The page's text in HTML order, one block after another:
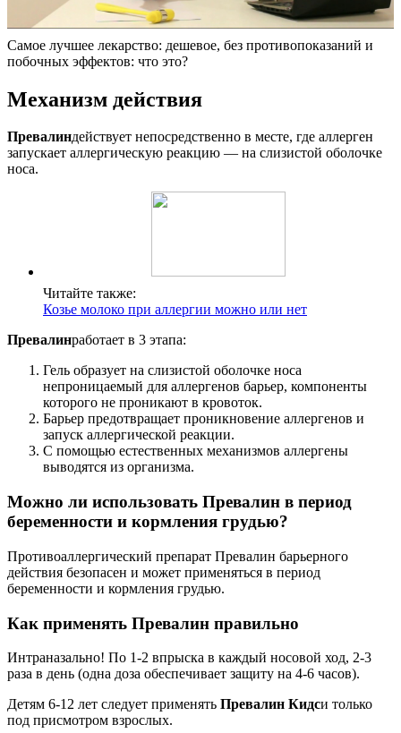
Самое лучшее лекарство: дешевое, без противопоказаний и
побочных эффектов: что это?
Механизм действия
Превалиндействует непосредственно в месте, где аллерген
запускает аллергическую реакцию — на слизистой оболочке
носа.
Читайте также:
Козье молоко при аллергии можно или нет
Превалинработает в 3 этапа:
Гель образует на слизистой оболочке носа
непроницаемый для аллергенов барьер, компоненты
которого не проникают в кровоток.
Барьер предотвращает проникновение аллергенов и
запуск аллергической реакции.
С помощью естественных механизмов аллергены
выводятся из организма.
Можно ли использовать Превалин в период
беременности и кормления грудью?
Противоаллергический препарат Превалин барьерного
действия безопасен и может применяться в период
беременности и кормления грудью.
Как применять Превалин правильно
Интраназально! По 1-2 впрыска в каждый носовой ход, 2-3
раза в день (одна доза обеспечивает защиту на 4-6 часов).
Детям 6-12 лет следует применять Превалин Кидси только
под присмотром взрослых.